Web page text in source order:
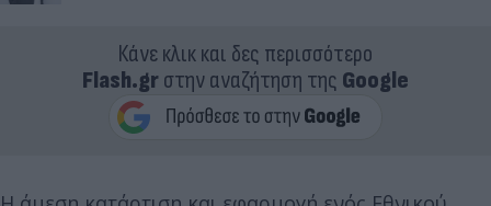
Κάνε κλικ και δες περισσότερο
Flash.grστην αναζήτηση της Google